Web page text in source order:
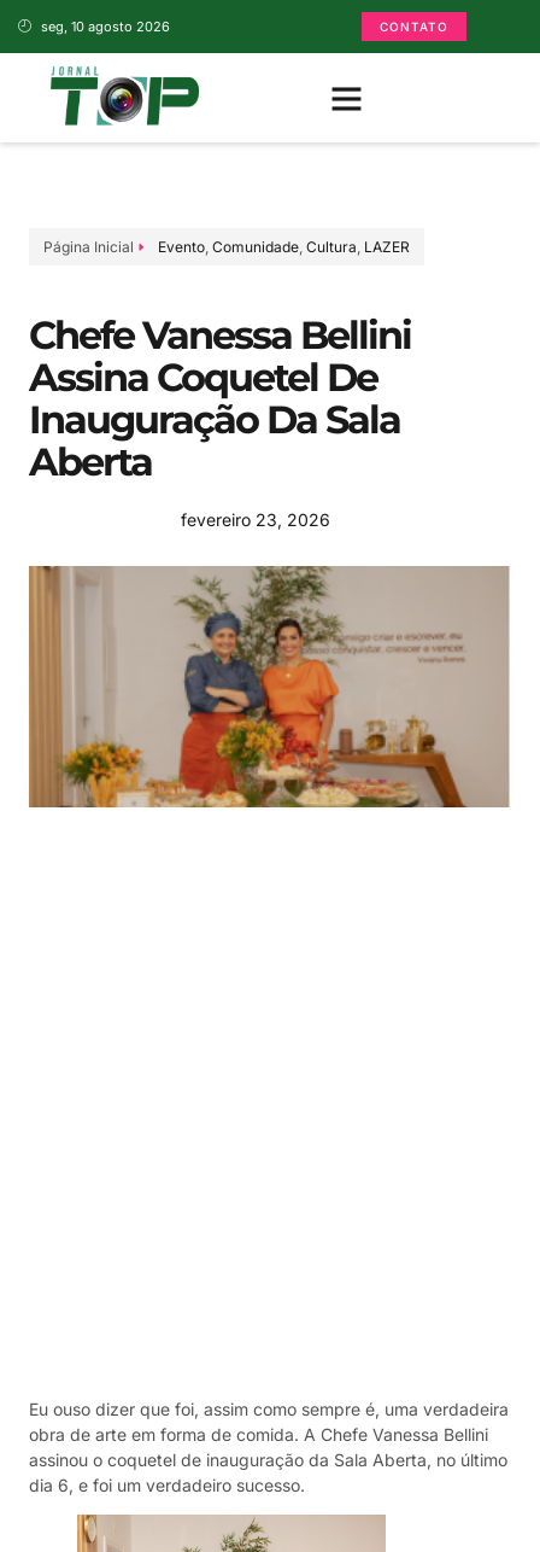
seg, 10 agosto 2026 CONTATO
Página Inicial Evento, Comunidade, Cultura, LAZER
Chefe Vanessa Bellini
Assina Coquetel De
Inauguração Da Sala
Aberta
fevereiro 23, 2026
Eu ouso dizer que foi, assim como sempre é, uma verdadeira
obra de arte em forma de comida. A Chefe Vanessa Bellini
assinou o coquetel de inauguração da Sala Aberta, no último
dia 6, e foi um verdadeiro sucesso.